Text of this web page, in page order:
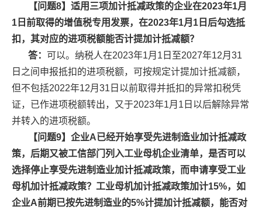
【问题8】适用三项加计抵减政策的企业在2023年1月
1日前取得的增值税专用发票，在2023年1月1日后勾选抵
扣，其对应的进项税额能否计提加计抵减额？
答： 可以。纳税人在2023年1月1日至2027年12月31
日之间申报抵扣的进项税额，可按规定计提加计抵减额，
但不包括2022年12月31日以前取得并抵扣的异常扣税凭
证，已作进项税额转出，又于2023年1月1日以后解除异常
并转入的进项税额。
【问题9】企业A已经开始享受先进制造业加计抵减政
策，后期又被工信部门列入工业母机企业清单，是否可以
选择停止享受先进制造业加计抵减政策，而申请享受工业
母机加计抵减政策？工业母机加计抵减政策加计15%，如
企业A前期已按先进制造业的5%计提加计抵减额，能否对